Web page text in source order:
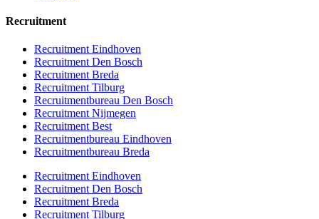
Recruitment
Recruitment Eindhoven
Recruitment Den Bosch
Recruitment Breda
Recruitment Tilburg
Recruitmentbureau Den Bosch
Recruitment Nijmegen
Recruitment Best
Recruitmentbureau Eindhoven
Recruitmentbureau Breda
Recruitment Eindhoven
Recruitment Den Bosch
Recruitment Breda
Recruitment Tilburg